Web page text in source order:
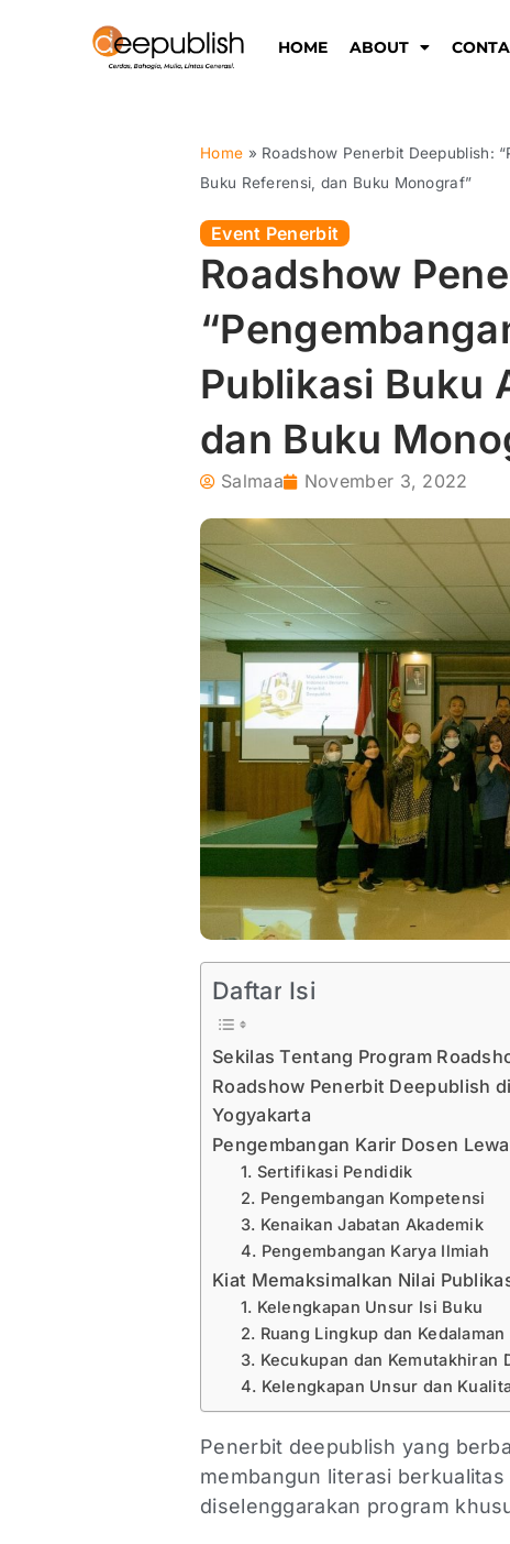
HOME ABOUT
Home » Roadshow Penerbit Deepublish:
Buku Referensi, dan Buku Monograf”
Event Penerbit
Roadshow
Publikasi Buku
dan Buku
Salmaa November 3, 2022
Daftar Isi
Sekilas Tentang Program
Roadshow Penerbit Deepublish
Yogyakarta
Pengembangan Karir Dosen
1. Sertifikasi Pendidik
2. Pengembangan Kompetensi
3. Kenaikan Jabatan Akademik
4. Pengembangan Karya Ilmiah
Kiat Memaksimalkan Nilai
1. Kelengkapan Unsur Isi Buku
2. Ruang Lingkup dan Kedalaman
3. Kecukupan dan Kemutakhiran
4. Kelengkapan Unsur dan
Penerbit deepublish yang
membangun literasi
diselenggarakan program